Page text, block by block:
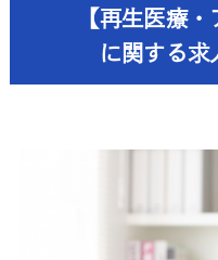
【再生医療
に関する求